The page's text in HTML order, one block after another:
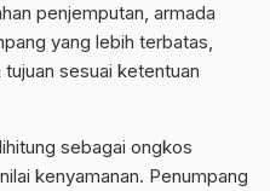
penjemputan, armada
yang lebih terbatas,
sesuai ketentuan
sebagai ongkos
kenyamanan. Penumpang